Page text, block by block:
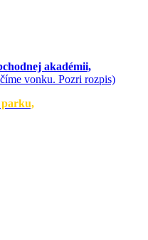
akadémii,
vonku. Pozri rozpis)
parku,